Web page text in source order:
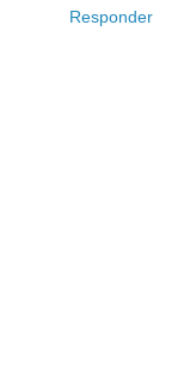
Responder